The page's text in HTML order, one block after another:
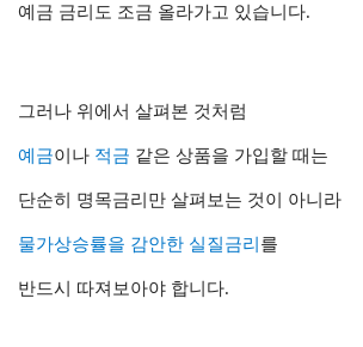
예금 금리도 조금 올라가고 있습니다.
그러나 위에서 살펴본 것처럼
예금이나 적금 같은 상품을 가입할 때는
단순히 명목금리만 살펴보는 것이 아니라
물가상승률을 감안한 실질금리 를
반드시 따져보아야 합니다.